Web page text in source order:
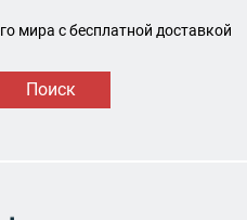
мира с бесплатной доставкой
Поиск